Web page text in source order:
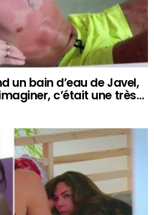
un bain d’eau de Javel,
c’était une très…